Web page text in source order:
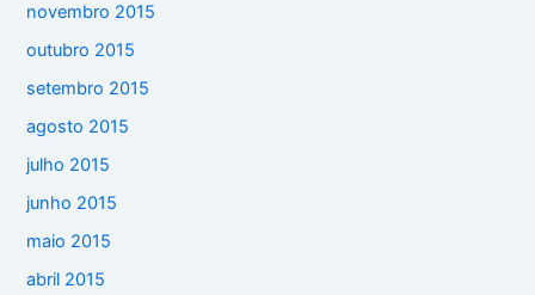
novembro 2015
outubro 2015
setembro 2015
agosto 2015
julho 2015
junho 2015
maio 2015
abril 2015